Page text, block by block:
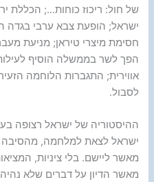
של חול: ריכוז כוחות…; הכללת
ישראל; הופעת צבא ערבי בגדה
חסימת מיצרי טיראן; מניעת
הפך לשר בממשלה הוסיף
אווירית; התגברות הלוחמה
לסבול.
ההיסטוריה של ישראל רצופה
ישראל לצאת למלחמה, מהסיבה
מאשר ליישם. בלי ציניות,
מאשר הדיון על דברים שלא